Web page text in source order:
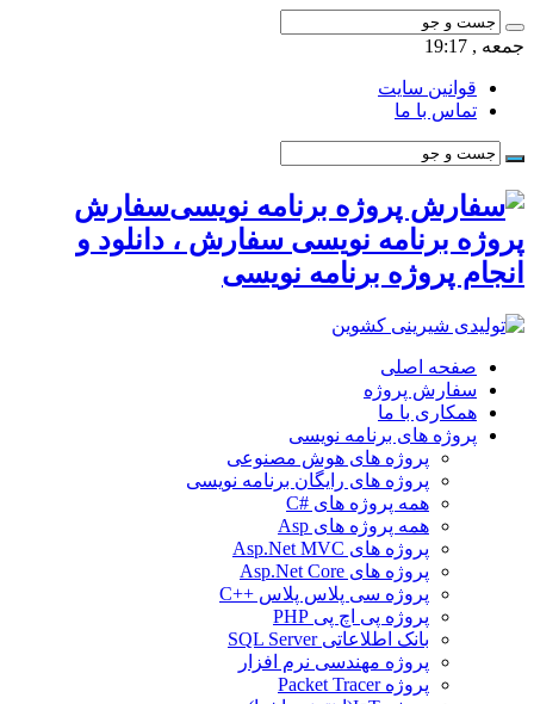
جمعه , 19:17
قوانین سایت
تماس با ما
سفارش
پروژه برنامه نویسی سفارش ، دانلود و
انجام پروژه برنامه نویسی
صفحه اصلی
سفارش پروژه
همکاری با ما
پروژه های برنامه نویسی
پروژه های هوش مصنوعی
پروژه های رایگان برنامه نویسی
همه پروژه های #C
همه پروژه های Asp
پروژه های Asp.Net MVC
پروژه های Asp.Net Core
پروژه سی پلاس پلاس ++C
پروژه پی اچ پی PHP
بانک اطلاعاتی SQL Server
پروژه مهندسی نرم افزار
پروژه Packet Tracer